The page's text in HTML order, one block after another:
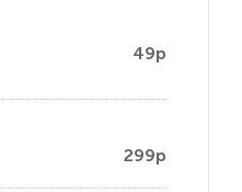
49р
299р